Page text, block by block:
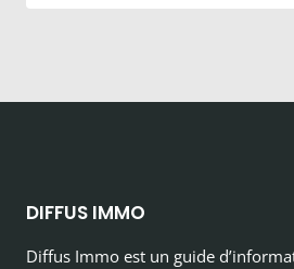
DIFFUS IMMO
Diffus Immo est un guide